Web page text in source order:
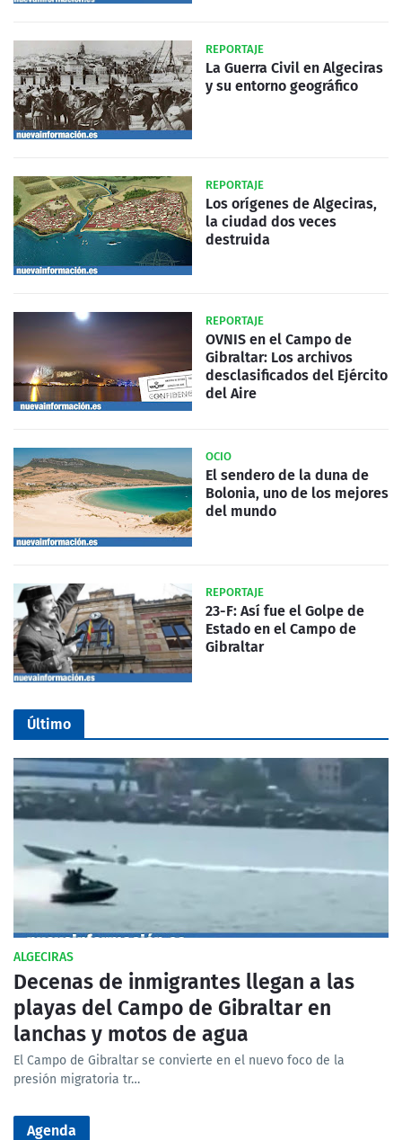
REPORTAJE
La Guerra Civil en Algeciras
y su entorno geográfico
REPORTAJE
Los orígenes de Algeciras,
la ciudad dos veces
destruida
REPORTAJE
OVNIS en el Campo de
Gibraltar: Los archivos
desclasificados del Ejército
del Aire
OCIO
El sendero de la duna de
Bolonia, uno de los mejores
del mundo
REPORTAJE
23-F: Así fue el Golpe de
Estado en el Campo de
Gibraltar
Último
ALGECIRAS
Decenas de inmigrantes llegan a las
playas del Campo de Gibraltar en
lanchas y motos de agua
El Campo de Gibraltar se convierte en el nuevo foco de la
presión migratoria tr…
Agenda